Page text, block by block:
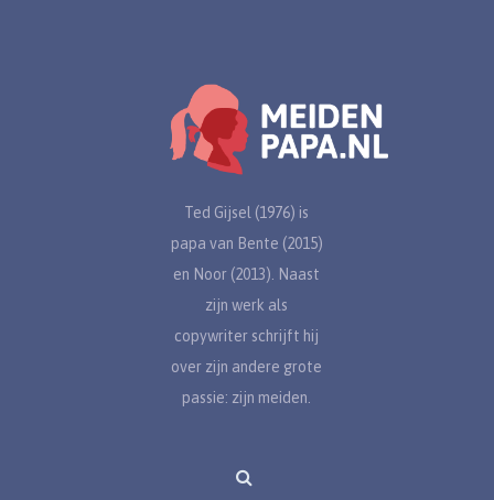
Ted Gijsel (1976) is
papa van Bente (2015)
en Noor (2013). Naast
zijn werk als
copywriter schrijft hij
over zijn andere grote
passie: zijn meiden.